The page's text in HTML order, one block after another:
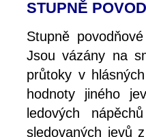
STUPNĚ
Stupně
Jsou vázány na
průtoky v
hodnoty jiného
ledových
sledovaných jevů